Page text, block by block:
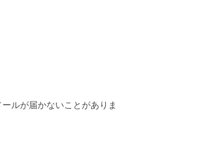
ルが届かないことがありま